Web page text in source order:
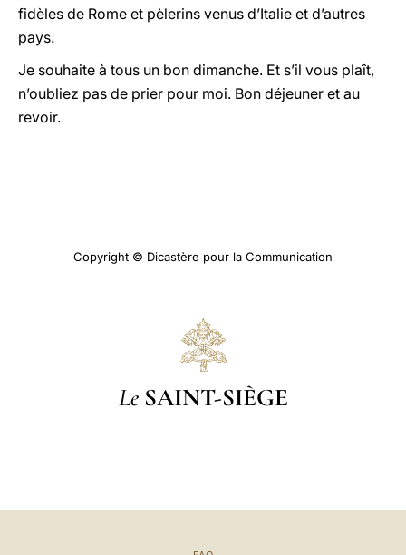
fidèles de Rome et pèlerins venus d’Italie et d’autres
pays.
Je souhaite à tous un bon dimanche. Et s’il vous plaît,
n’oubliez pas de prier pour moi. Bon déjeuner et au
revoir.
Copyright © Dicastère pour la Communication
Le SAINT-SIÈGE